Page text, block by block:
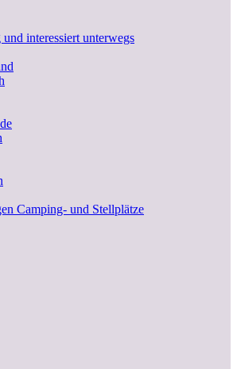
interessiert unterwegs
Camping- und Stellplätze